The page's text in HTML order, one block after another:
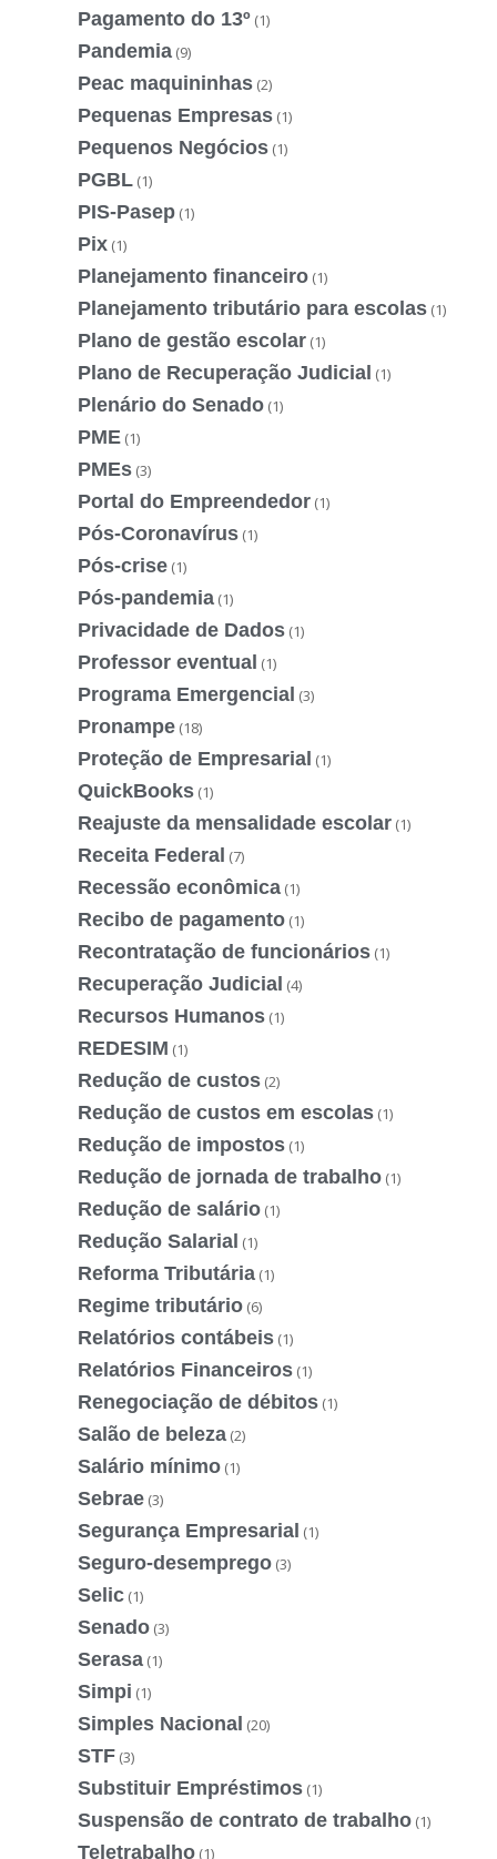
Pagamento do 13º (1)
Pandemia (9)
Peac maquininhas (2)
Pequenas Empresas (1)
Pequenos Negócios (1)
PGBL (1)
PIS-Pasep (1)
Pix (1)
Planejamento financeiro (1)
Planejamento tributário para escolas (1)
Plano de gestão escolar (1)
Plano de Recuperação Judicial (1)
Plenário do Senado (1)
PME (1)
PMEs (3)
Portal do Empreendedor (1)
Pós-Coronavírus (1)
Pós-crise (1)
Pós-pandemia (1)
Privacidade de Dados (1)
Professor eventual (1)
Programa Emergencial (3)
Pronampe (18)
Proteção de Empresarial (1)
QuickBooks (1)
Reajuste da mensalidade escolar (1)
Receita Federal (7)
Recessão econômica (1)
Recibo de pagamento (1)
Recontratação de funcionários (1)
Recuperação Judicial (4)
Recursos Humanos (1)
REDESIM (1)
Redução de custos (2)
Redução de custos em escolas (1)
Redução de impostos (1)
Redução de jornada de trabalho (1)
Redução de salário (1)
Redução Salarial (1)
Reforma Tributária (1)
Regime tributário (6)
Relatórios contábeis (1)
Relatórios Financeiros (1)
Renegociação de débitos (1)
Salão de beleza (2)
Salário mínimo (1)
Sebrae (3)
Segurança Empresarial (1)
Seguro-desemprego (3)
Selic (1)
Senado (3)
Serasa (1)
Simpi (1)
Simples Nacional (20)
STF (3)
Substituir Empréstimos (1)
Suspensão de contrato de trabalho (1)
Teletrabalho (1)